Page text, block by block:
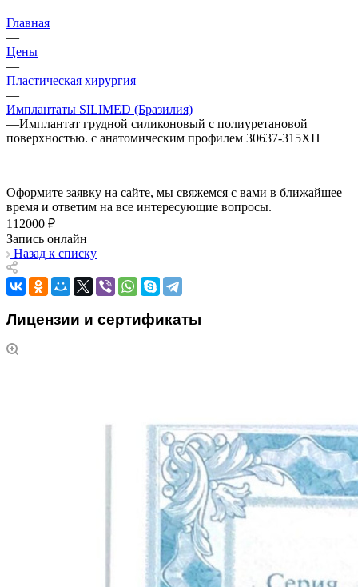
Главная
—
Цены
—
Пластическая хирургия
—
Имплантаты SILIMED (Бразилия)
—Имплантат грудной силиконовый с полиуретановой
поверхностью. с анатомическим профилем 30637-315ХН
Оформите заявку на сайте, мы свяжемся с вами в ближайшее
время и ответим на все интересующие вопросы.
112000 ₽
Запись онлайн
Назад к списку
Лицензии и сертификаты